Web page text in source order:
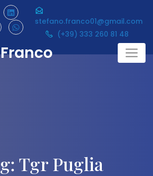
stefano.franco01@gmail.com
(+39) 333 260 81 48
Tgr Puglia